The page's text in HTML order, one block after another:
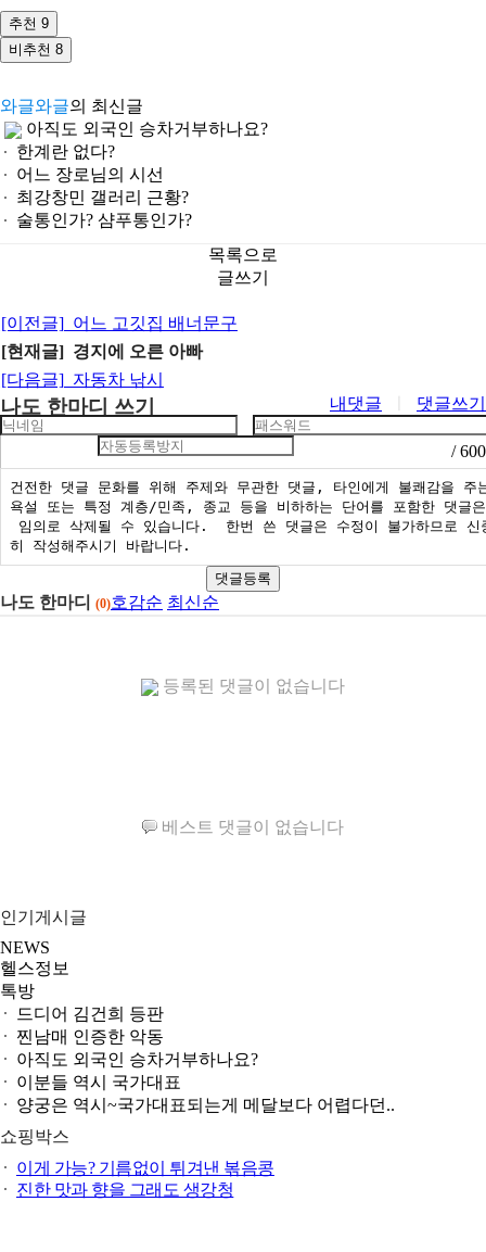
추천 9
비추천 8
와글와글의 최신글
아직도 외국인 승차거부하나요?
한계란 없다?
어느 장로님의 시선
최강창민 갤러리 근황?
술통인가? 샴푸통인가?
목록으로
글쓰기
[이전글]어느 고깃집 배너문구
[현재글] 경지에 오른 아빠
[다음글]자동차 낚시
나도 한마디 쓰기 내댓글 댓글쓰기
/ 600
댓글등록
나도 한마디 (0)호감순 최신순
등록된 댓글이 없습니다
베스트 댓글이 없습니다
인기게시글
NEWS
헬스정보
톡방
드디어 김건희 등판
찐남매 인증한 악동
아직도 외국인 승차거부하나요?
이분들 역시 국가대표
양궁은 역시~국가대표되는게 메달보다 어렵다던..
쇼핑박스
이게 가능? 기름없이 튀겨낸 볶음콩
진한 맛과 향을 그래도 생강청